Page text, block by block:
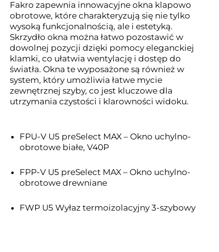
Fakro zapewnia innowacyjne okna klapowo
obrotowe, które charakteryzują się nie tylko
wysoką funkcjonalnością, ale i estetyką.
Skrzydło okna można łatwo pozostawić w
dowolnej pozycji dzięki pomocy eleganckiej
klamki, co ułatwia wentylację i dostęp do
światła. Okna te wyposażone są również w
system, który umożliwia łatwe mycie
zewnętrznej szyby, co jest kluczowe dla
utrzymania czystości i klarowności widoku.
FPU-V U5 preSelect MAX – Okno uchylno-
obrotowe białe, V40P
FPP-V U5 preSelect MAX – Okno uchylno-
obrotowe drewniane
FWP U5 Wyłaz termoizolacyjny 3-szybowy